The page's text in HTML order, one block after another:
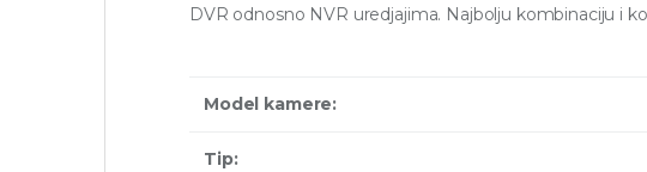
DVR odnosno NVR uredjajima. Najbolju kombinaciju i
Model kamere:
Tip: